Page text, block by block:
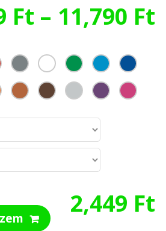
Ft – 11,790 Ft
2,449 Ft